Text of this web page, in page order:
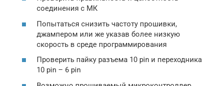
соединения с МК
Попытаться снизить частоту прошивки,
джампером или же указав более низкую
скорость в среде программирования
Проверить пайку разъема 10 pin и переходника
10 pin – 6 pin